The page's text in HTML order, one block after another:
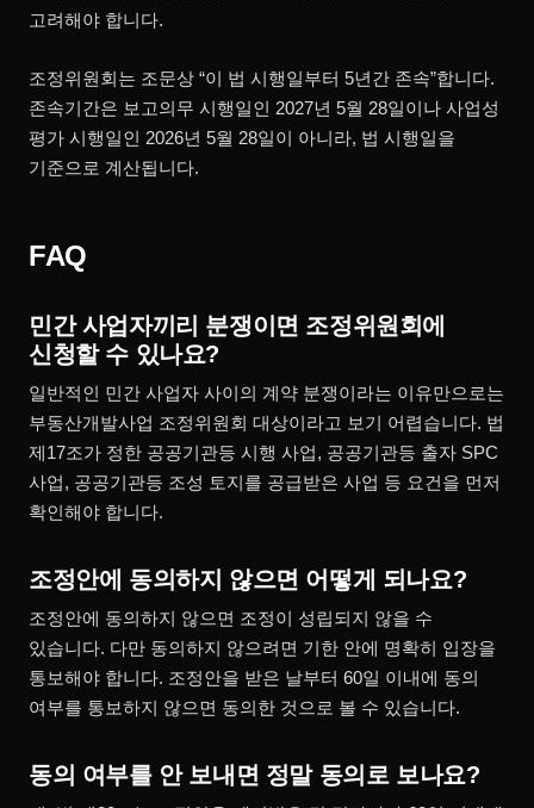
고려해야 합니다.
조정위원회는 조문상 “이 법 시행일부터 5년간 존속”합니다.
존속기간은 보고의무 시행일인 2027년 5월 28일이나 사업성
평가 시행일인 2026년 5월 28일이 아니라, 법 시행일을
기준으로 계산됩니다.
FAQ
민간 사업자끼리 분쟁이면 조정위원회에
신청할 수 있나요?
일반적인 민간 사업자 사이의 계약 분쟁이라는 이유만으로는
부동산개발사업 조정위원회 대상이라고 보기 어렵습니다. 법
제17조가 정한 공공기관등 시행 사업, 공공기관등 출자 SPC
사업, 공공기관등 조성 토지를 공급받은 사업 등 요건을 먼저
확인해야 합니다.
조정안에 동의하지 않으면 어떻게 되나요?
조정안에 동의하지 않으면 조정이 성립되지 않을 수
있습니다. 다만 동의하지 않으려면 기한 안에 명확히 입장을
통보해야 합니다. 조정안을 받은 날부터 60일 이내에 동의
여부를 통보하지 않으면 동의한 것으로 볼 수 있습니다.
동의 여부를 안 보내면 정말 동의로 보나요?